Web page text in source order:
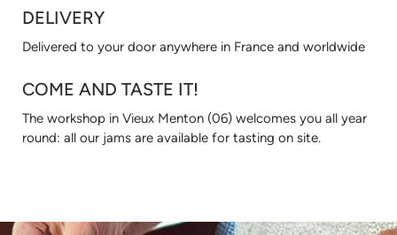
DELIVERY
Delivered to your door anywhere in France and worldwide
COME AND TASTE IT!
The workshop in Vieux Menton (06) welcomes you all year
round: all our jams are available for tasting on site.